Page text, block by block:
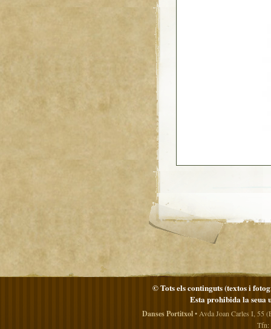
© Tots els continguts (textos i
Esta prohibida la seua
Danses Portitxol• Avda Joan Carles I, 55
Tfn: